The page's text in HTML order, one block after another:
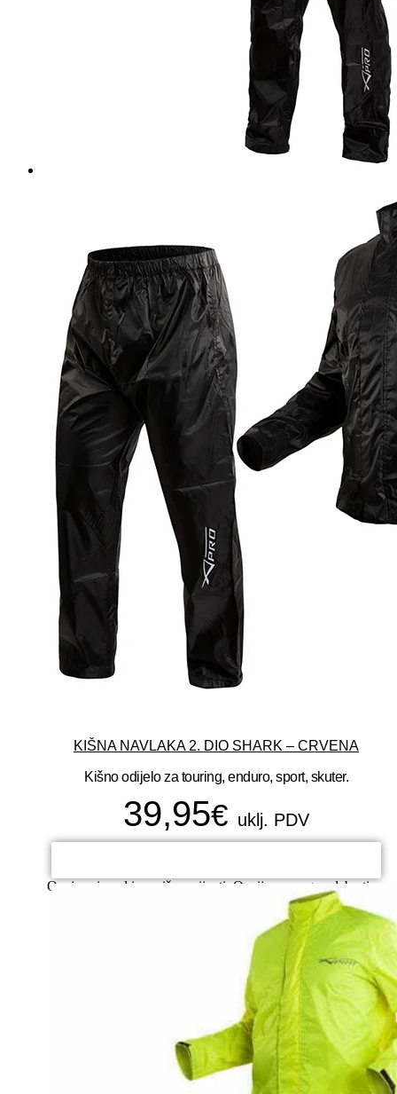
KIŠNA NAVLAKA 2. DIO SHARK – CRVENA
Kišno odijelo za touring, enduro, sport, skuter.
39,95€ uklj. PDV
Ovaj proizvod ima više varijanti. Opcije se mogu odabrati na